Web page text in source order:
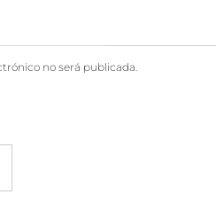
no será publicada.